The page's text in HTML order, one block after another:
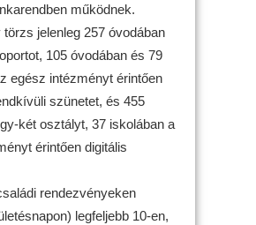
működnek.
jelenleg 257 óvodában
105 óvodában és 79
egész intézményt érintően
szünetet, és 455
két osztályt, 37 iskolában a
érintően digitális
rendezvényeken
legfeljebb 10-en,